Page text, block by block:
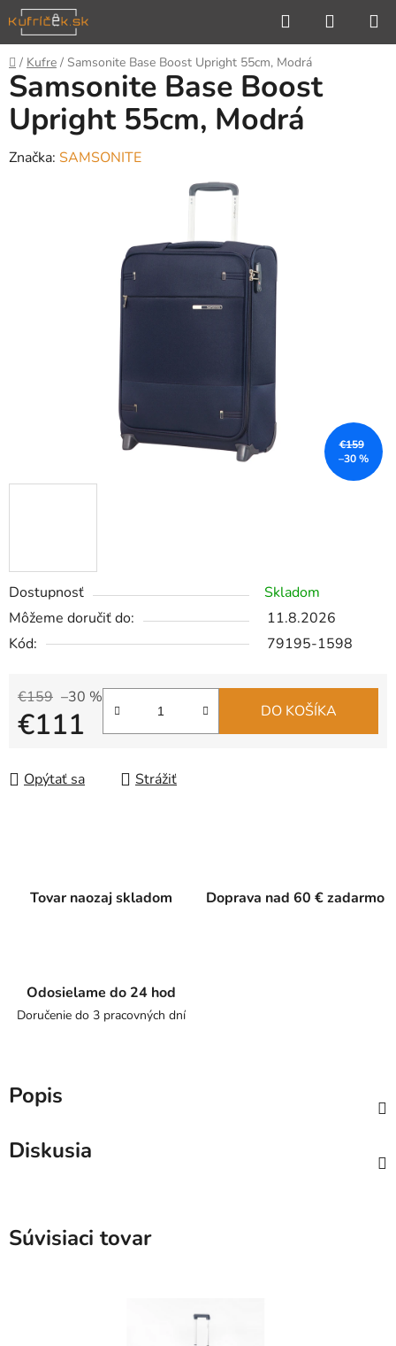
Prejsť
na
obsah
Hľadať
KOŠÍK
Domov
/ Kufre / Samsonite Base Boost Upright 55cm, Modrá
Dostupnosť
Skladom
Môžeme doručiť do:
11.8.2026
Kód:
79195-1598
€159 –30 %
€111 DO KOŠÍKA
Opýtať sa Strážiť
Samsonite Base Boost
Upright 55cm, Modrá
Značka: SAMSONITE
€159
–30 %
Tovar naozaj skladom Doprava nad 60 € zadarmo
Odosielame do 24 hod
Doručenie do 3 pracovných dní
Popis
Diskusia
Súvisiaci tovar